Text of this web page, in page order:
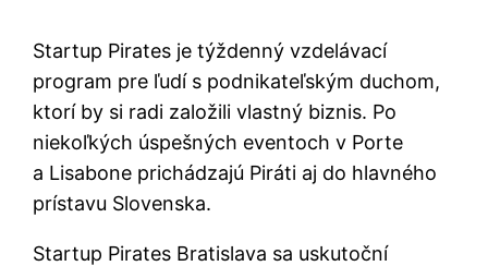
Startup Pirates je týždenný vzdelávací
program pre ľudí s podnikateľským duchom,
ktorí by si radi založili vlastný biznis. Po
niekoľkých úspešných eventoch v Porte
a Lisabone prichádzajú Piráti aj do hlavného
prístavu Slovenska.
Startup Pirates Bratislava sa uskutoční